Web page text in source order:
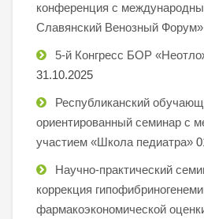
конференция с
Славянский Венозный Форум»
5-й Конгресс БОР
31.10.2025
Республиканский
ориентированный семинар с
участием «Школа педиатра»
Научно-практический
коррекция
фармакоэкономической